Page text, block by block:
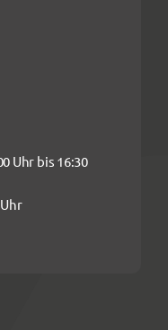
Uhr bis 16:30